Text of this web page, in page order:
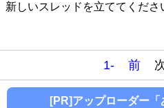
新しいスレッドを立ててくださ
1- 前
[PR]アップローダー